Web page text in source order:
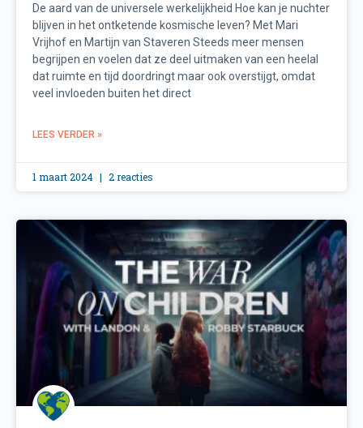
De aard van de universele werkelijkheid Hoe kan je nuchter
blijven in het ontketende kosmische leven? Met Mari
Vrijhof en Martijn van Staveren Steeds meer mensen
begrijpen en voelen dat ze deel uitmaken van een heelal
dat ruimte en tijd doordringt maar ook overstijgt, omdat
veel invloeden buiten het direct
LEES VERDER »
1 maart 2024 2 reacties